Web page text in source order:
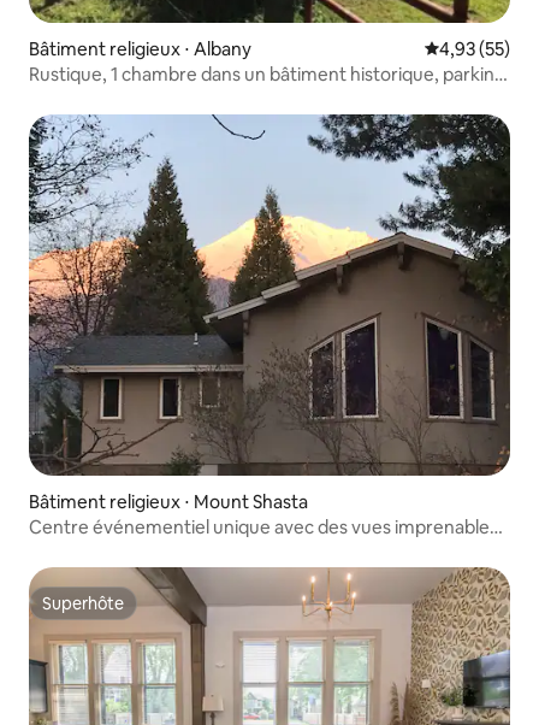
Bâtiment religieux ⋅ Albany Évaluation
4,93 (55)
Rustique, 1 chambre dans un bâtiment historique, parking
Bâtiment religieux ⋅ Mount Shasta
Centre événementiel unique avec des vues imprenables
Superhôte
Superhôte